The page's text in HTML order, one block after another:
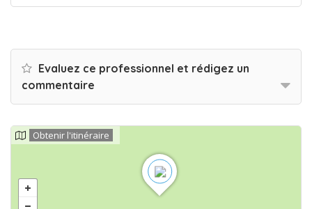
Evaluez ce professionnel et rédigez un
commentaire
Obtenir l'itinéraire